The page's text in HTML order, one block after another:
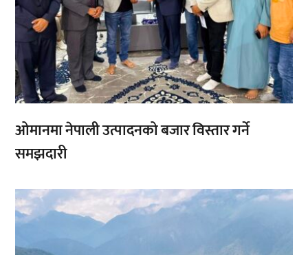
ओमानमा नेपाली उत्पादनको बजार विस्तार गर्ने
समझदारी
,,